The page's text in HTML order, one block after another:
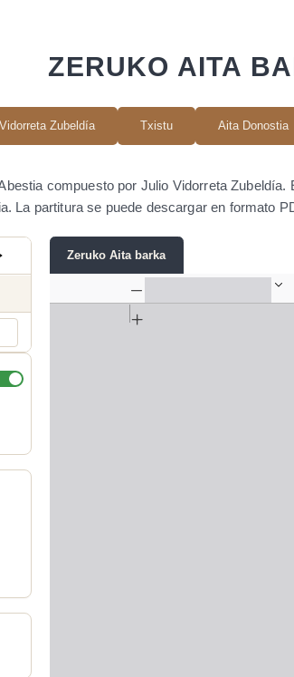
ZERUKO AITA
Zubeldía Txistu Aita Donostia
compuesto por Julio Vidorreta
La partitura se puede descargar en formato
Zeruko Aita barka